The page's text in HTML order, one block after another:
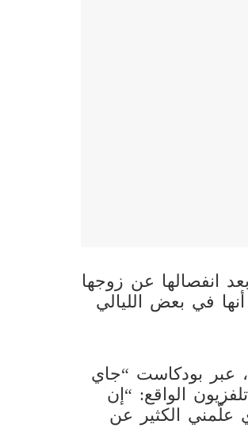
انفصالها عن زوجها
في بعض الليالي
عبر بودكاست “جاي
الواقع: “إن
علّمني الكثير عن